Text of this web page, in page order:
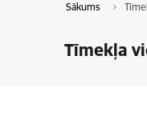
Sākums
Tīmekļa